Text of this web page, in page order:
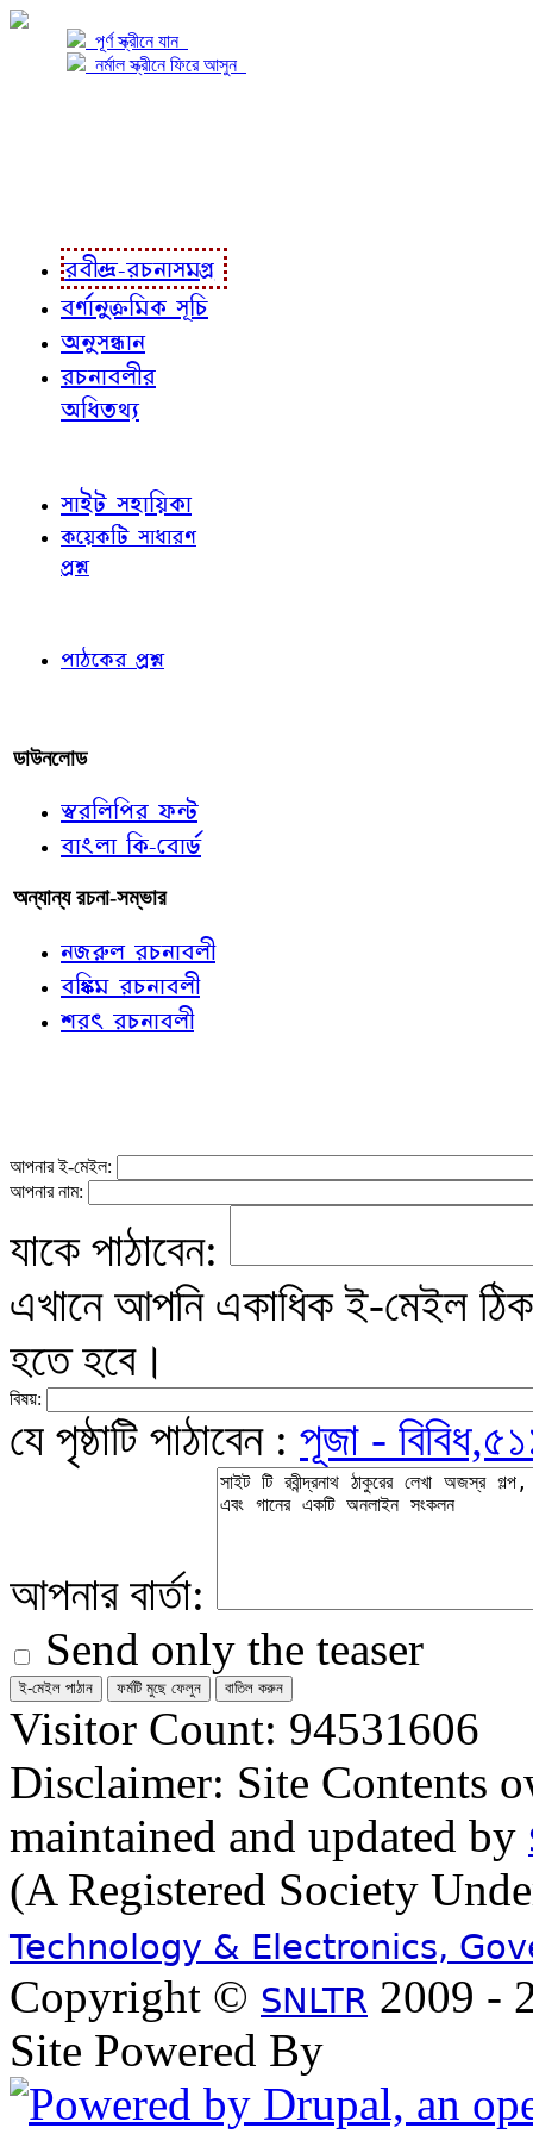
পূর্ণ স্ক্রীনে যান
নর্মাল স্ক্রীনে ফিরে আসুন
রবীন্দ্র-রচনাসমগ্র
বর্ণানুক্রমিক সূচি
অনুসন্ধান
রচনাবলীর
অধিতথ্য
সাইট সহায়িকা
কয়েকটি সাধারণ
প্রশ্ন
পাঠকের প্রশ্ন
ডাউনলোড
স্বরলিপির ফন্ট
বাংলা কি-বোর্ড
অন্যান্য রচনা-সম্ভার
নজরুল রচনাবলী
বঙ্কিম রচনাবলী
শরৎ রচনাবলী
আপনার ই-মেইল:
আপনার নাম:
যাকে পাঠাবেন:
এখানে আপনি একাধিক ই-মেইল
হতে হবে।
বিষয়:
যে পৃষ্ঠাটি পাঠাবেন : পূজা -
আপনার বার্তা:
Send only the teaser
Visitor Count: 94531606
Disclaimer: Site Contents
maintained and updated by
(A Registered Society
Technology & Electronics,
Copyright © SNLTR 2009 -
Site Powered By